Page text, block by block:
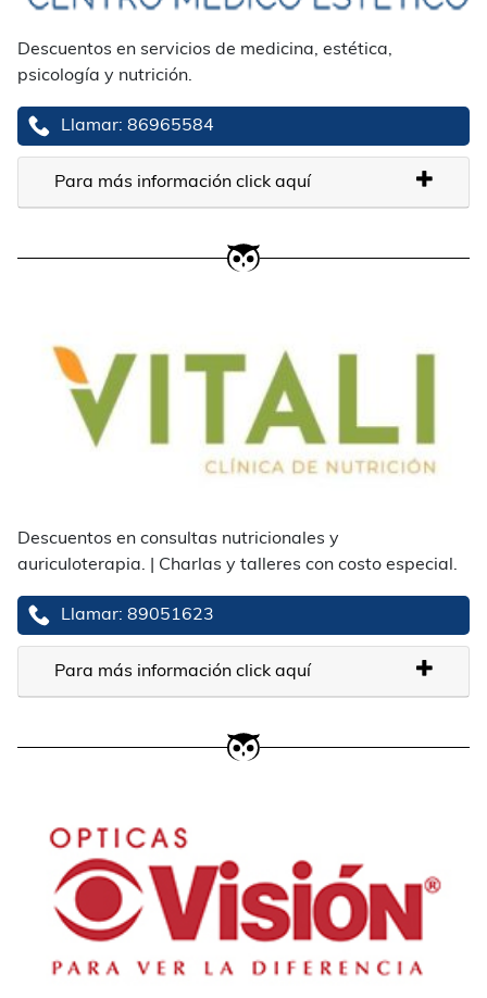
Descuentos en servicios de medicina, estética,
psicología y nutrición.
Llamar: 86965584
Para más información click aquí
Descuentos en consultas nutricionales y
auriculoterapia. | Charlas y talleres con costo especial.
Llamar: 89051623
Para más información click aquí